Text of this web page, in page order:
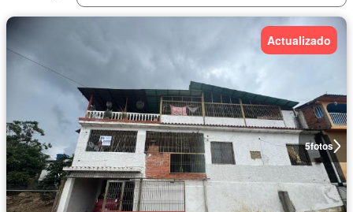
5fotos
Actualizado